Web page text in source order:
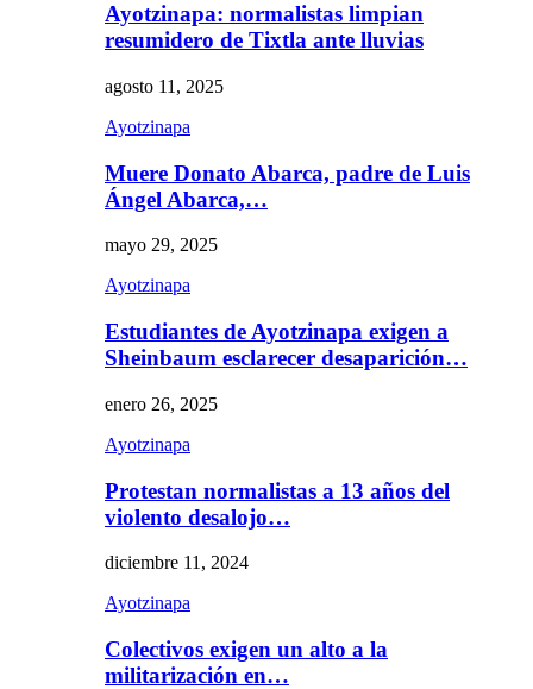
Ayotzinapa: normalistas limpian
resumidero de Tixtla ante lluvias
agosto 11, 2025
Ayotzinapa
Muere Donato Abarca, padre de Luis
Ángel Abarca,…
mayo 29, 2025
Ayotzinapa
Estudiantes de Ayotzinapa exigen a
Sheinbaum esclarecer desaparición…
enero 26, 2025
Ayotzinapa
Protestan normalistas a 13 años del
violento desalojo…
diciembre 11, 2024
Ayotzinapa
Colectivos exigen un alto a la
militarización en…